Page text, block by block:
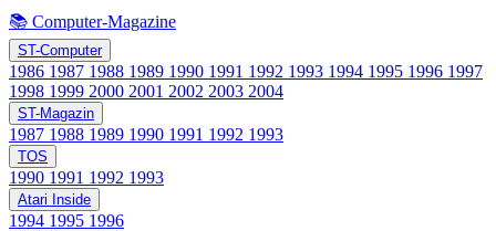
📚 Computer-Magazine
ST-Computer
1986 1987 1988 1989 1990 1991 1992 1993 1994 1995 1996 1997
1998 1999 2000 2001 2002 2003 2004
ST-Magazin
1987 1988 1989 1990 1991 1992 1993
TOS
1990 1991 1992 1993
Atari Inside
1994 1995 1996